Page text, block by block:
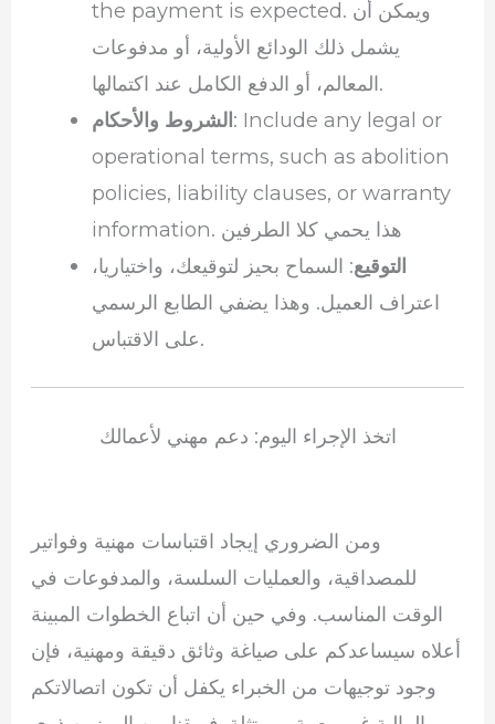
the payment is expected. ويمكن أن
يشمل ذلك الودائع الأولية، أو مدفوعات
المعالم، أو الدفع الكامل عند اكتمالها.
الشروط والأحكام: Include any legal or
operational terms, such as abolition
policies, liability clauses, or warranty
information. هذا يحمي كلا الطرفين
التوقيع: السماح بحيز لتوقيعك، واختياريا،
اعتراف العميل. وهذا يضفي الطابع الرسمي
على الاقتباس.
اتخذ الإجراء اليوم: دعم مهني لأعمالك
ومن الضروري إيجاد اقتباسات مهنية وفواتير
للمصداقية، والعمليات السلسة، والمدفوعات في
الوقت المناسب. وفي حين أن اتباع الخطوات المبينة
أعلاه سيساعدكم على صياغة وثائق دقيقة ومهنية، فإن
وجود توجيهات من الخبراء يكفل أن تكون اتصالاتكم